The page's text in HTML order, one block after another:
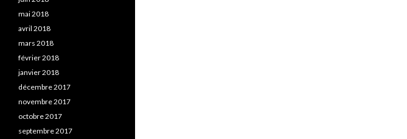
mai 2018
avril 2018
mars 2018
février 2018
janvier 2018
décembre 2017
novembre 2017
octobre 2017
septembre 2017